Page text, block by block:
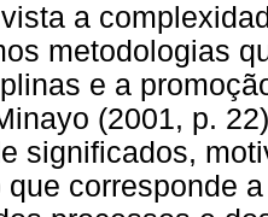
a
metodologias
e a
(2001, p.
significados,
que corresponde